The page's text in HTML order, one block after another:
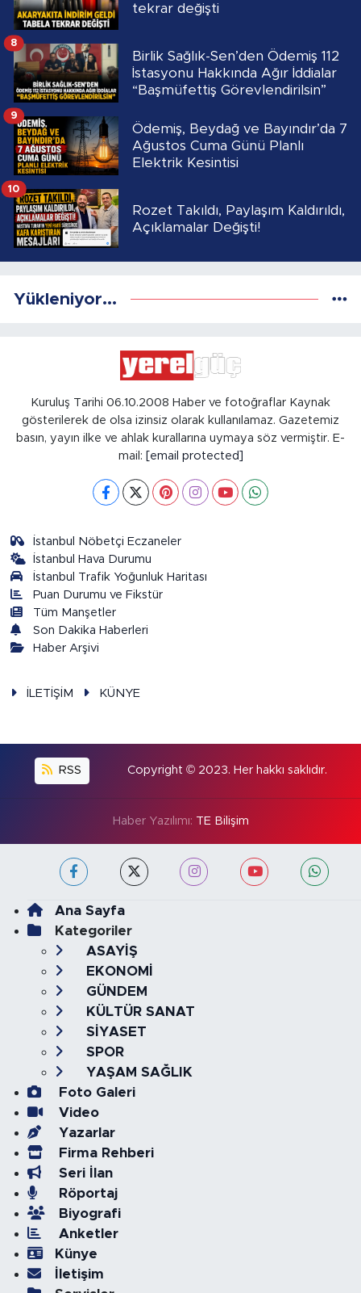
tekrar değişti
Birlik Sağlık-Sen’den Ödemiş 112
İstasyonu Hakkında Ağır İddialar
“Başmüfettiş Görevlendirilsin”
8
Ödemiş, Beydağ ve Bayındır’da 7
Ağustos Cuma Günü Planlı
Elektrik Kesintisi
9
Rozet Takıldı, Paylaşım Kaldırıldı,
Açıklamalar Değişti!
10
Yükleniyor...
Kuruluş Tarihi 06.10.2008 Haber ve fotoğraflar Kaynak
gösterilerek de olsa izinsiz olarak kullanılamaz. Gazetemiz
basın, yayın ilke ve ahlak kurallarına uymaya söz vermiştir. E-
mail:
[email protected]
İstanbul Nöbetçi Eczaneler
İstanbul Hava Durumu
İstanbul Trafik Yoğunluk Haritası
Puan Durumu ve Fikstür
Tüm Manşetler
Son Dakika Haberleri
Haber Arşivi
İLETİŞİM KÜNYE
RSS Copyright © 2023. Her hakkı saklıdır.
Haber Yazılımı: TE Bilişim
Ana Sayfa
Kategoriler
ASAYİŞ
EKONOMİ
GÜNDEM
KÜLTÜR SANAT
SİYASET
SPOR
YAŞAM SAĞLIK
Foto Galeri
Video
Yazarlar
Firma Rehberi
Seri İlan
Röportaj
Biyografi
Anketler
Künye
İletişim